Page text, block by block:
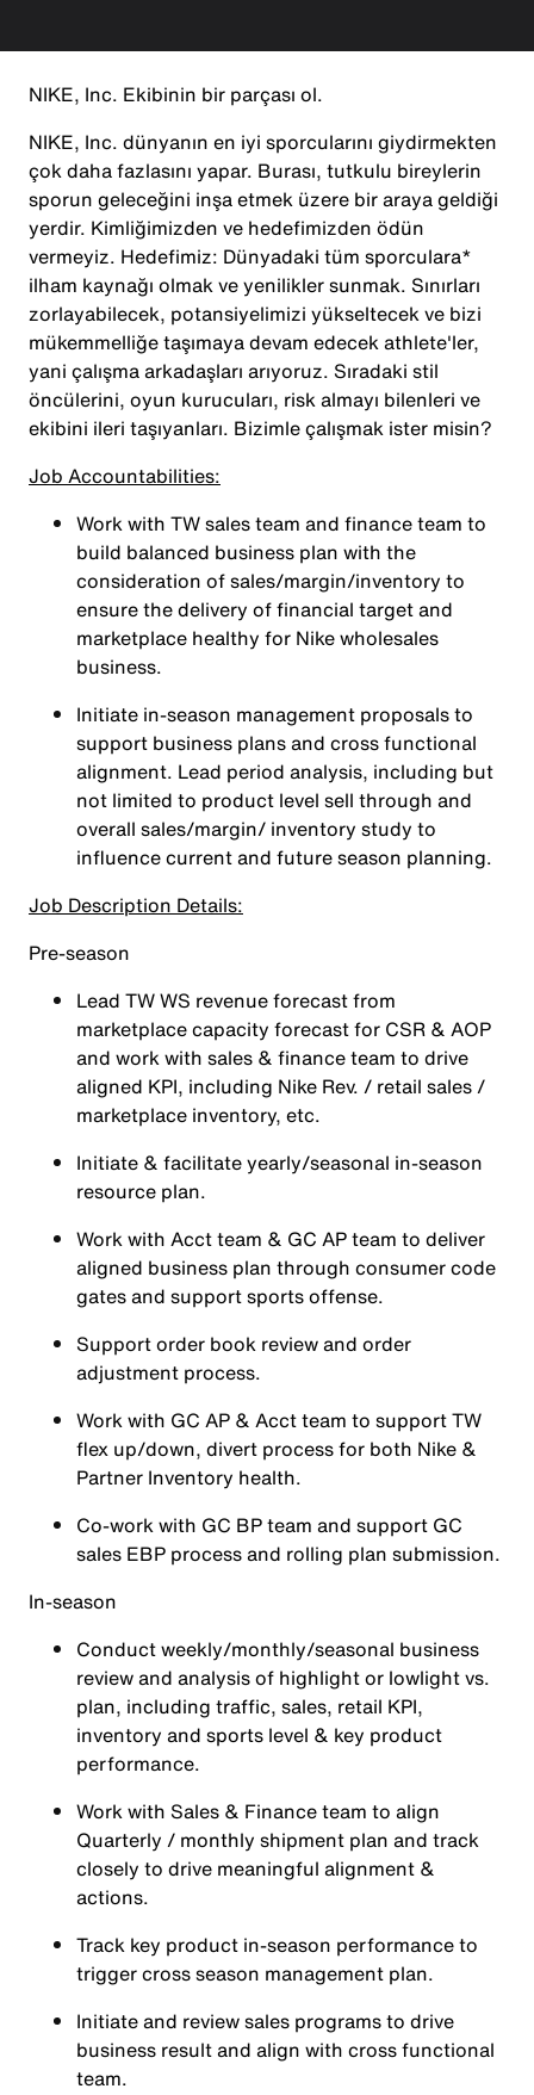
NIKE, Inc. Ekibinin bir parçası ol.
NIKE, Inc. dünyanın en iyi sporcularını giydirmekten
çok daha fazlasını yapar. Burası, tutkulu bireylerin
sporun geleceğini inşa etmek üzere bir araya geldiği
yerdir. Kimliğimizden ve hedefimizden ödün
vermeyiz. Hedefimiz: Dünyadaki tüm sporculara*
ilham kaynağı olmak ve yenilikler sunmak. Sınırları
zorlayabilecek, potansiyelimizi yükseltecek ve bizi
mükemmelliğe taşımaya devam edecek athlete'ler,
yani çalışma arkadaşları arıyoruz. Sıradaki stil
öncülerini, oyun kurucuları, risk almayı bilenleri ve
ekibini ileri taşıyanları. Bizimle çalışmak ister misin?
Job Accountabilities:
Work with TW sales team and finance team to
build balanced business plan with the
consideration of sales/margin/inventory to
ensure the delivery of financial target and
marketplace healthy for Nike wholesales
business.
Initiate in-season management proposals to
support business plans and cross functional
alignment. Lead period analysis, including but
not limited to product level sell through and
overall sales/margin/ inventory study to
influence current and future season planning.
Job Description Details:
Pre-season
Lead TW WS revenue forecast from
marketplace capacity forecast for CSR & AOP
and work with sales & finance team to drive
aligned KPI, including Nike Rev. / retail sales /
marketplace inventory, etc.
Initiate & facilitate yearly/seasonal in-season
resource plan.
Work with Acct team & GC AP team to deliver
aligned business plan through consumer code
gates and support sports offense.
Support order book review and order
adjustment process.
Work with GC AP & Acct team to support TW
flex up/down, divert process for both Nike &
Partner Inventory health.
Co-work with GC BP team and support GC
sales EBP process and rolling plan submission.
In-season
Conduct weekly/monthly/seasonal business
review and analysis of highlight or lowlight vs.
plan, including traffic, sales, retail KPI,
inventory and sports level & key product
performance.
Work with Sales & Finance team to align
Quarterly / monthly shipment plan and track
closely to drive meaningful alignment &
actions.
Track key product in-season performance to
trigger cross season management plan.
Initiate and review sales programs to drive
business result and align with cross functional
team.